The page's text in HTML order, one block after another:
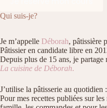
Qui suis-je?
Je m’appelle Déborah, pâtissière
Pâtissier en candidate libre en
Depuis plus de 15 ans, je partage
La cuisine de Déborah.
J’utilise la pâtisserie au quotidien :
Pour mes recettes publiées sur